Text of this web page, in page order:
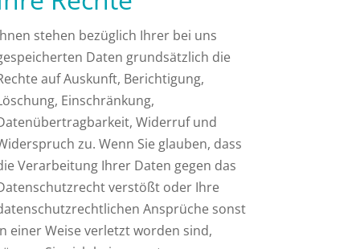
stehen bezüglich Ihrer bei uns
Daten grundsätzlich die
auf Auskunft, Berichtigung,
Einschränkung,
Widerruf und
zu. Wenn Sie glauben, dass
Verarbeitung Ihrer Daten gegen das
verstößt oder Ihre
Ansprüche sonst
einer Weise verletzt worden sind,